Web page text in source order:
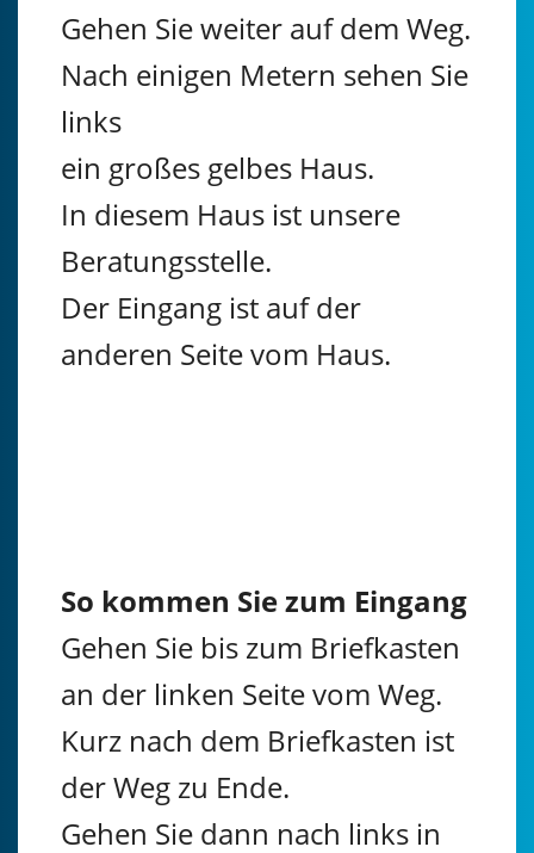
Gehen Sie weiter auf dem Weg.
Nach einigen Metern sehen Sie
links
ein großes gelbes Haus.
In diesem Haus ist unsere
Beratungsstelle.
Der Eingang ist auf der
anderen Seite vom Haus.
So kommen Sie zum Eingang
Gehen Sie bis zum Briefkasten
an der linken Seite vom Weg.
Kurz nach dem Briefkasten ist
der Weg zu Ende.
Gehen Sie dann nach links in